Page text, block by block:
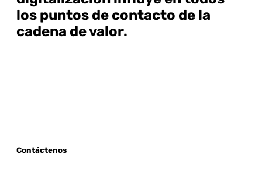
los puntos de contacto de la
cadena de valor.
Contáctenos